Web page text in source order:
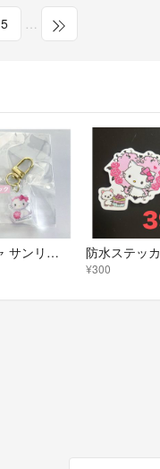
5 …
ガチャ サンリオ キャラクター大賞2026 アクリルチャーム チャーミーキティ
¥300